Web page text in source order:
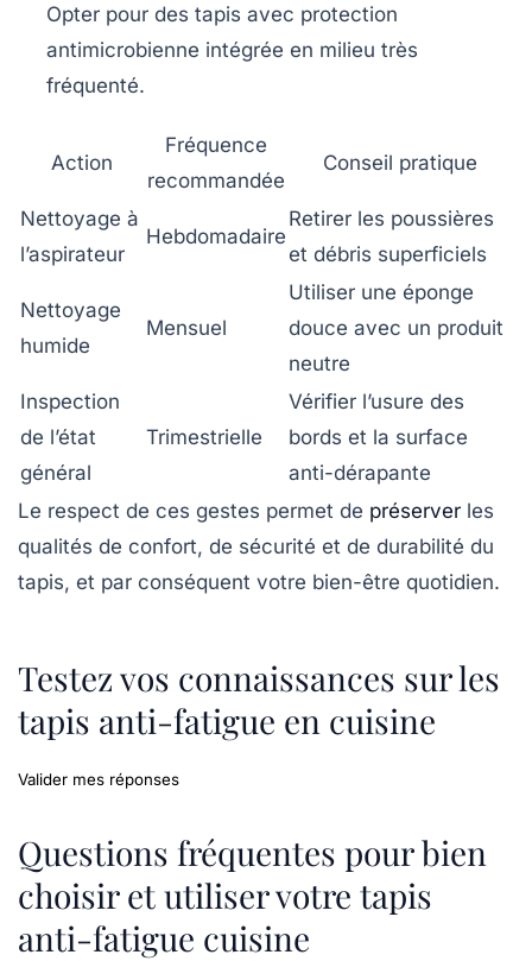
Opter pour des tapis avec protection
antimicrobienne intégrée en milieu très
fréquenté.
Action
Fréquence
recommandée
Conseil pratique
Nettoyage à
l’aspirateur
Hebdomadaire
Retirer les poussières
et débris superficiels
Nettoyage
humide
Mensuel
Utiliser une éponge
douce avec un produit
neutre
Inspection
de l’état
général
Trimestrielle
Vérifier l’usure des
bords et la surface
anti-dérapante
Le respect de ces gestes permet de préserver les
qualités de confort, de sécurité et de durabilité du
tapis, et par conséquent votre bien-être quotidien.
Testez vos connaissances sur les
tapis anti-fatigue en cuisine
Valider mes réponses
Questions fréquentes pour bien
choisir et utiliser votre tapis
anti-fatigue cuisine